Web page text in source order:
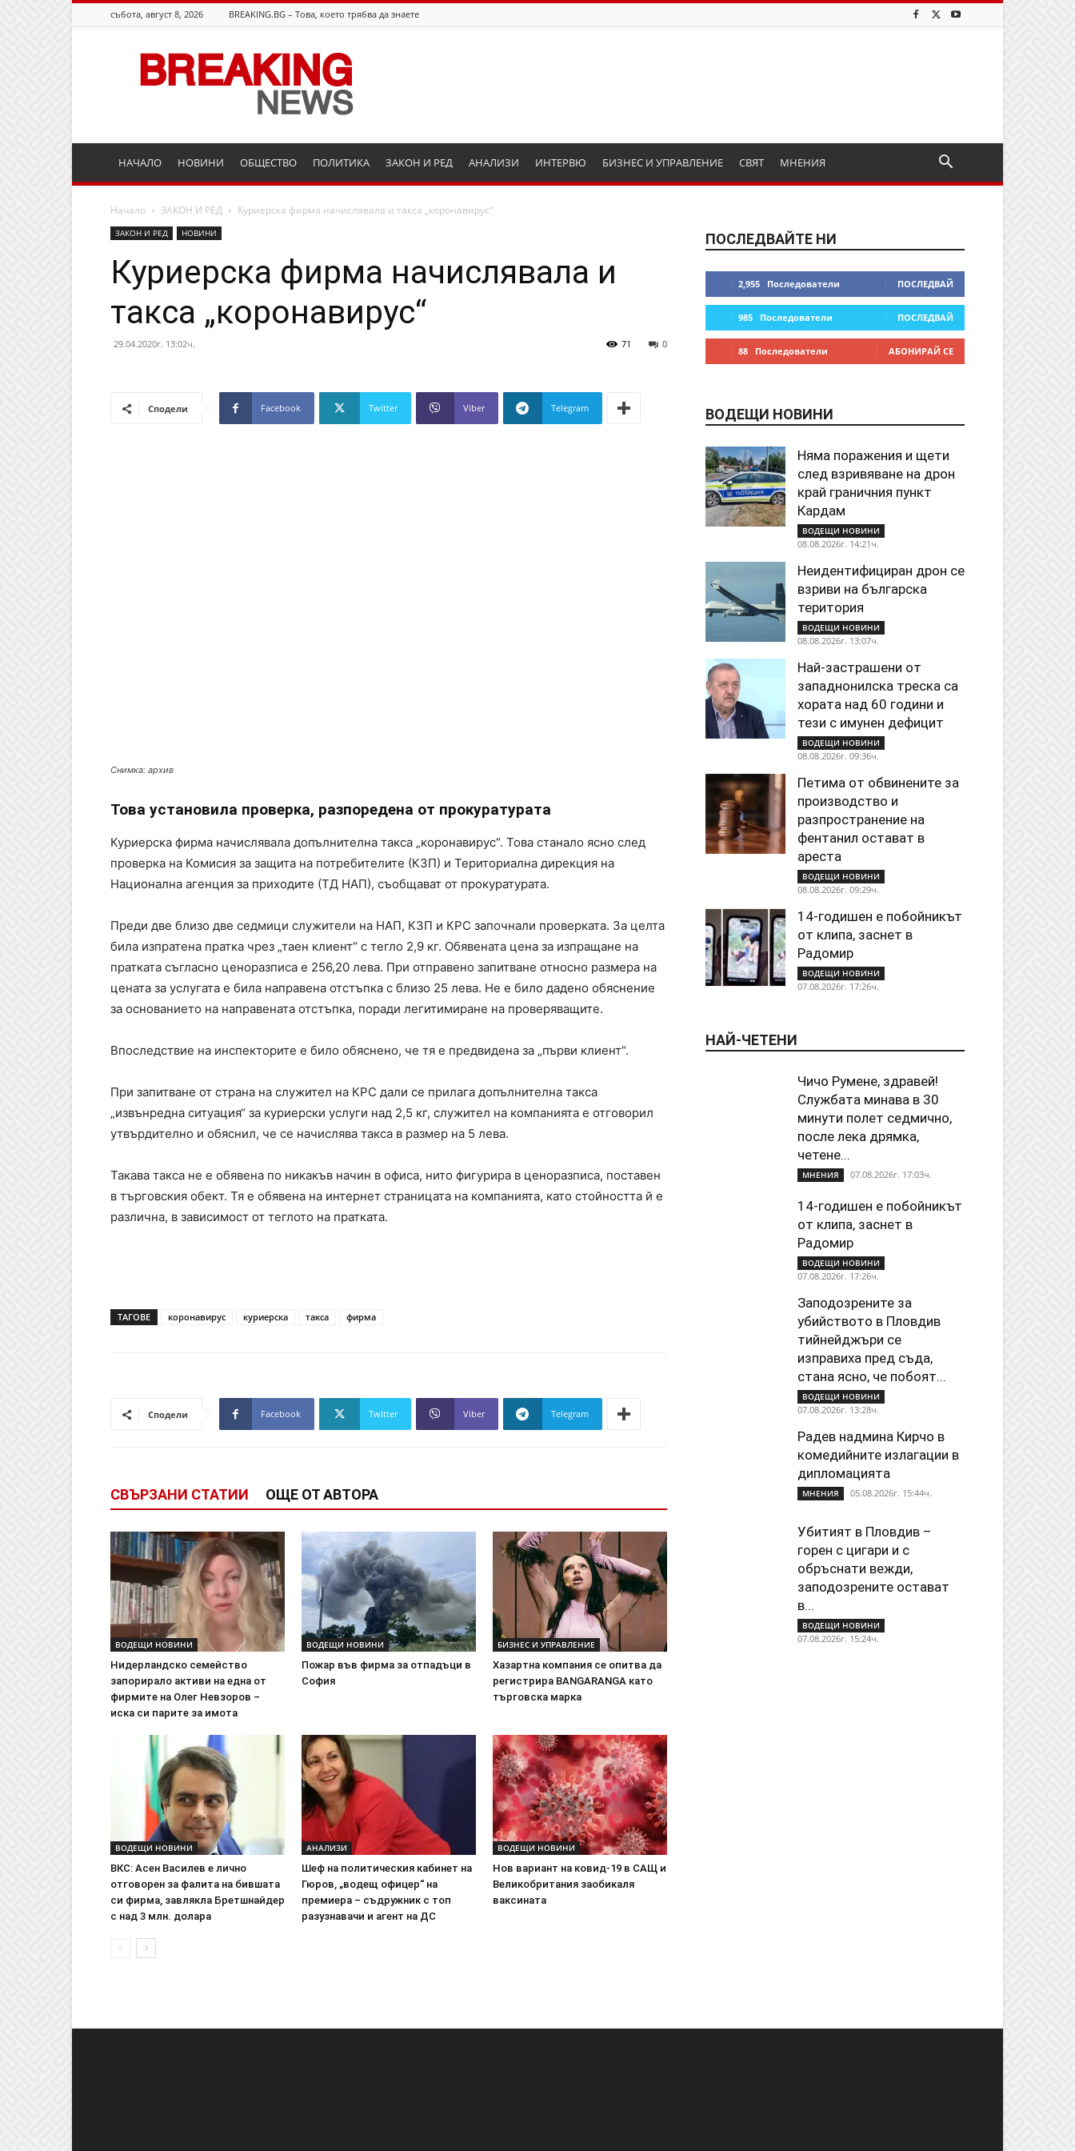
събота, август 8, 2026 BREAKING.BG – Това, което трябва да знаете
Breaking.bg
НАЧАЛО НОВИНИ ОБЩЕСТВО ПОЛИТИКА ЗАКОН И РЕД АНАЛИЗИ ИНТЕРВЮ БИЗНЕС И УПРАВЛЕНИЕ СВЯТ МНЕНИЯ
Начало ЗАКОН И РЕД Куриерска фирма начислявала и такса „коронавирус“
ЗАКОН И РЕД НОВИНИ
Куриерска фирма начислявала и
такса „коронавирус“
29.04.2020г. 13:02ч. 0
71
Сподели Facebook Twitter Viber Telegram
Снимка: архив
Това установила проверка, разпоредена от прокуратурата
Куриерска фирма начислявала допълнителна такса „коронавирус“. Това станало ясно след
проверка на Комисия за защита на потребителите (КЗП) и Териториална дирекция на
Национална агенция за приходите (ТД НАП), съобщават от прокуратурата.
Преди две близо две седмици служители на НАП, КЗП и КРС започнали проверката. За целта
била изпратена пратка чрез „таен клиент“ с тегло 2,9 кг. Обявената цена за изпращане на
пратката съгласно ценоразписа е 256,20 лева. При отправено запитване относно размера на
цената за услугата е била направена отстъпка с близо 25 лева. Не е било дадено обяснение
за основанието на направената отстъпка, поради легитимиране на проверяващите.
Впоследствие на инспекторите е било обяснено, че тя е предвидена за „първи клиент“.
При запитване от страна на служител на КРС дали се прилага допълнителна такса
„извънредна ситуация“ за куриерски услуги над 2,5 кг, служител на компанията е отговорил
утвърдително и обяснил, че се начислява такса в размер на 5 лева.
Такава такса не е обявена по никакъв начин в офиса, нито фигурира в ценоразписа, поставен
в търговския обект. Тя е обявена на интернет страницата на компанията, като стойността й е
различна, в зависимост от теглото на пратката.
ТАГОВЕ коронавирус куриерска такса фирма
Сподели Facebook Twitter Viber Telegram
СВЪРЗАНИ СТАТИИ ОЩЕ ОТ АВТОРА
ВОДЕЩИ НОВИНИ
Нидерландско семейство
запорирало активи на една от
фирмите на Олег Невзоров –
иска си парите за имота
ВОДЕЩИ НОВИНИ
Пожар във фирма за отпадъци в
София
БИЗНЕС И УПРАВЛЕНИЕ
Хазартна компания се опитва да
регистрира BANGARANGA като
търговска марка
ВОДЕЩИ НОВИНИ
ВКС: Асен Василев е лично
отговорен за фалита на бившата
си фирма, завлякла Бретшнайдер
с над 3 млн. долара
АНАЛИЗИ
Шеф на политическия кабинет на
Гюров, „водещ офицер“ на
премиера – съдружник с топ
разузнавачи и агент на ДС
ВОДЕЩИ НОВИНИ
Нов вариант на ковид-19 в САЩ и
Великобритания заобикаля
ваксината
ПОСЛЕДВАЙТЕ НИ
2,955 Последователи ПОСЛЕДВАЙ
985 Последователи ПОСЛЕДВАЙ
88 Последователи АБОНИРАЙ СЕ
ВОДЕЩИ НОВИНИ
Няма поражения и щети
след взривяване на дрон
край граничния пункт
Кардам
ВОДЕЩИ НОВИНИ
08.08.2026г. 14:21ч.
Неидентифициран дрон се
взриви на българска
територия
ВОДЕЩИ НОВИНИ
08.08.2026г. 13:07ч.
Най-застрашени от
западнонилска треска са
хората над 60 години и
тези с имунен дефицит
ВОДЕЩИ НОВИНИ
08.08.2026г. 09:36ч.
Петима от обвинените за
производство и
разпространение на
фентанил остават в
ареста
ВОДЕЩИ НОВИНИ
08.08.2026г. 09:29ч.
14-годишен е побойникът
от клипа, заснет в
Радомир
ВОДЕЩИ НОВИНИ
07.08.2026г. 17:26ч.
НАЙ-ЧЕТЕНИ
Чичо Румене, здравей!
Службата минава в 30
минути полет седмично,
после лека дрямка,
четене...
МНЕНИЯ 07.08.2026г. 17:03ч.
14-годишен е побойникът
от клипа, заснет в
Радомир
ВОДЕЩИ НОВИНИ
07.08.2026г. 17:26ч.
Заподозрените за
убийството в Пловдив
тийнейджъри се
изправиха пред съда,
стана ясно, че побоят...
ВОДЕЩИ НОВИНИ
07.08.2026г. 13:28ч.
Радев надмина Кирчо в
комедийните излагации в
дипломацията
МНЕНИЯ 05.08.2026г. 15:44ч.
Убитият в Пловдив –
горен с цигари и с
обръснати вежди,
заподозрените остават
в...
ВОДЕЩИ НОВИНИ
07.08.2026г. 15:24ч.